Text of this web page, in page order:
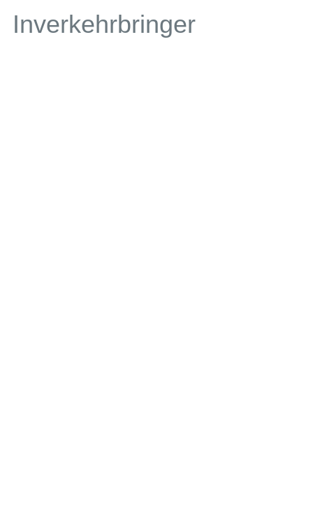
Inverkehrbringer